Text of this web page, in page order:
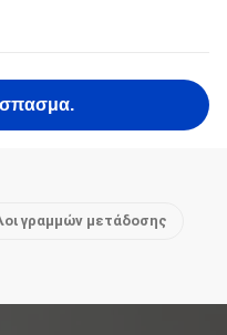
γραμμών μετάδοσης